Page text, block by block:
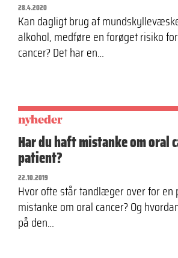
28.4.2020
Kan dagligt brug af
alkohol, medføre en forøget risiko
cancer? Det har en…
nyheder
Har du haft mistanke om oral
patient?
22.10.2019
Hvor ofte står tandlæger over for en
mistanke om oral cancer? Og
på den…